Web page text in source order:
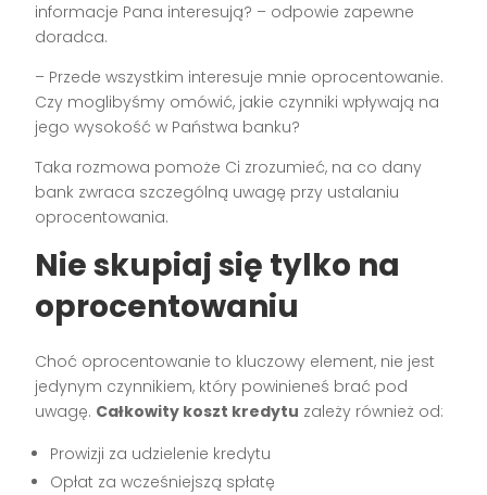
informacje Pana interesują? – odpowie zapewne
doradca.
– Przede wszystkim interesuje mnie oprocentowanie.
Czy moglibyśmy omówić, jakie czynniki wpływają na
jego wysokość w Państwa banku?
Taka rozmowa pomoże Ci zrozumieć, na co dany
bank zwraca szczególną uwagę przy ustalaniu
oprocentowania.
Nie skupiaj się tylko na
oprocentowaniu
Choć oprocentowanie to kluczowy element, nie jest
jedynym czynnikiem, który powinieneś brać pod
uwagę. Całkowity koszt kredytu zależy również od:
Prowizji za udzielenie kredytu
Opłat za wcześniejszą spłatę